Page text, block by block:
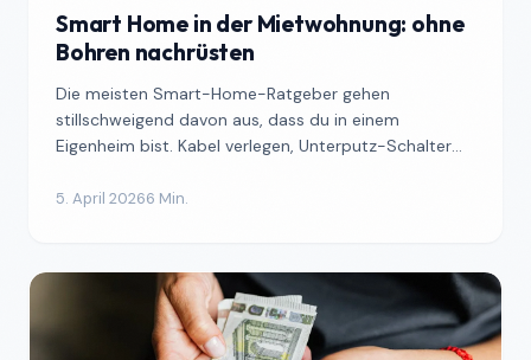
Smart Home in der Mietwohnung: ohne
Bohren nachrüsten
Die meisten Smart-Home-Ratgeber gehen
stillschweigend davon aus, dass du in einem
Eigenheim bist. Kabel verlegen, Unterputz-Schalter
5. April 20266 Min.